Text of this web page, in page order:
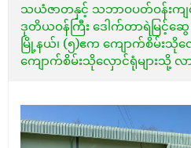
သယံဇာတနှင့် သဘာဝပတ်ဝန်းကျင်
ဒုတိယဝန်ကြီး ဒေါက်တာရဲမြင့်ဆွ
မြို့နယ်၊ (၅)ဧက ကျောက်စိမ်းသိုလှ
ကျောက်စိမ်းသိုလှောင်ရုံများသို့